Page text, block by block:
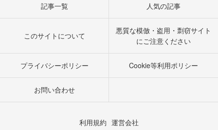
記事一覧 人気の記事
このサイトについて
悪質な模倣・盗用・剽窃サイト
にご注意ください
プライバシーポリシー Cookie等利用ポリシー
お問い合わせ
利用規約 運営会社